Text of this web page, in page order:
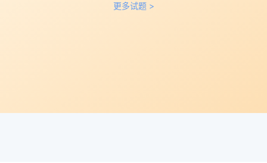
更多试题 >